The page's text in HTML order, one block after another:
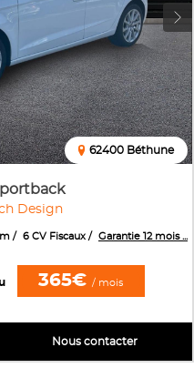
Design
62400 Béthune
6 CV Fiscaux Garantie 12 mois ...
365€ / mois
Nous contacter